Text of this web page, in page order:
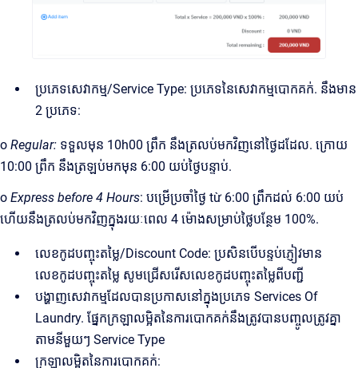
ប្រភេទសេវាកម្ម/Service Type: ប្រភេទនៃសេវាកម្មបោកគក់. នឹងមាន
2 ប្រភេទ:
o Regular: ទទួលមុន 10h00 ព្រឹក នឹងត្រលប់មកវិញនៅថ្ងៃដដែល. ក្រោយ
10:00 ព្រឹក នឹងត្រឡប់មកមុន 6:00 យប់ថ្ងៃបន្ទាប់.
o Express before 4 Hours: បម្រើប្រចាំថ្ងៃ từ 6:00 ព្រឹកដល់ 6:00 យប់
ហើយនឹងត្រលប់មកវិញក្នុងរយៈពេល 4 ម៉ោងសម្រាប់ថ្លៃបន្ថែម 100%.
លេខកូដបញ្ចុះតម្លៃ/Discount Code: ប្រសិនបើបន្ទប់ភ្ញៀវមាន
លេខកូដបញ្ចុះតម្លៃ សូមជ្រើសរើសលេខកូដបញ្ចុះតម្លៃពីបញ្ជី
បង្ហាញសេវាកម្មដែលបានប្រកាសនៅក្នុងប្រភេទ Services Of
Laundry. ផ្នែកក្រឡាលម្អិតនៃការបោកគក់នឹងត្រូវបានបញ្ចូលត្រូវគ្នា
តាមនីមួយៗ Service Type
ក្រឡាលម្អិតនៃការបោកគក់: